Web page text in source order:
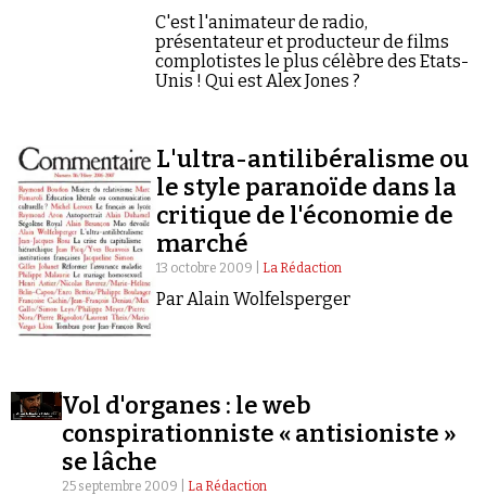
C'est l'animateur de radio,
présentateur et producteur de films
complotistes le plus célèbre des Etats-
Unis ! Qui est Alex Jones ?
L'ultra-antilibéralisme ou
le style paranoïde dans la
critique de l'économie de
marché
13 octobre 2009 | La Rédaction
Par Alain Wolfelsperger
Vol d'organes : le web
conspirationniste « antisioniste »
se lâche
25 septembre 2009 | La Rédaction